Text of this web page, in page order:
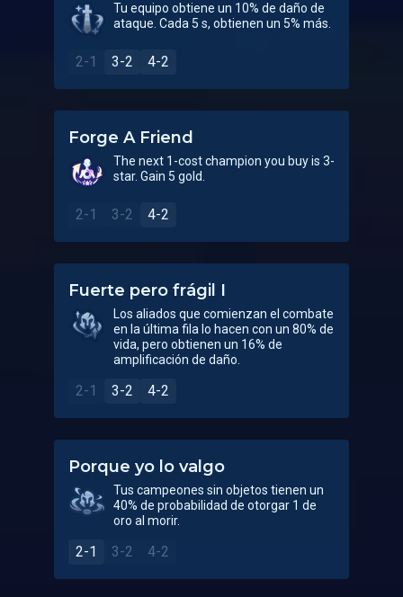
Tu equipo obtiene un 10% de daño de
ataque. Cada 5 s, obtienen un 5% más.
2-1 3-2 4-2
Forge A Friend
The next 1-cost champion you buy is 3-
star. Gain 5 gold.
2-1 3-2 4-2
Fuerte pero frágil I
Los aliados que comienzan el combate
en la última fila lo hacen con un 80% de
vida, pero obtienen un 16% de
amplificación de daño.
2-1 3-2 4-2
Porque yo lo valgo
Tus campeones sin objetos tienen un
40% de probabilidad de otorgar 1 de
oro al morir.
2-1 3-2 4-2